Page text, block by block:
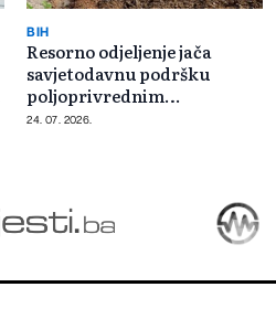
BIH
Resorno odjeljenje jača
savjetodavnu podršku
poljoprivrednim
proizvođačima u Brčko
24. 07. 2026.